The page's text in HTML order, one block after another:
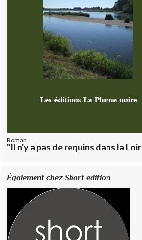
Roman
"Il n'y a pas de requins dans la
Également chez Short edition